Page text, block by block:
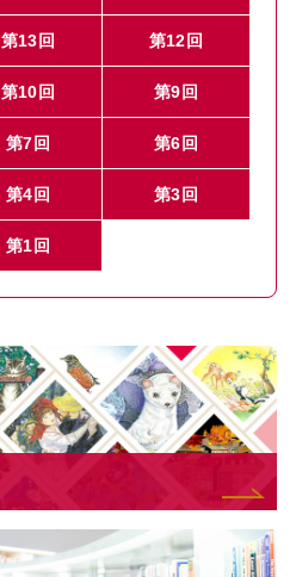
第13回 第12回
第10回 第9回
第7回 第6回
第4回 第3回
第1回